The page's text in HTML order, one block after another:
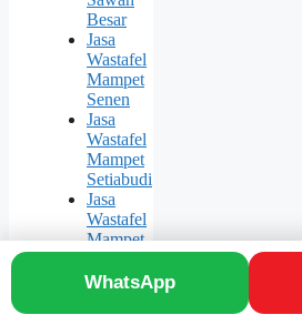
WhatsApp
Besar
Jasa
Wastafel
Mampet
Senen
Jasa
Wastafel
Mampet
Setiabudi
Jasa
Wastafel
Mampet
Sari
Wastafel